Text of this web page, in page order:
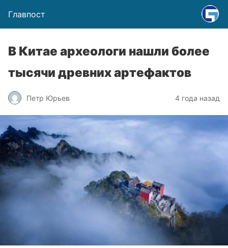
Главпост
В Китае археологи нашли более
тысячи древних артефактов
Петр Юрьев 4 года назад